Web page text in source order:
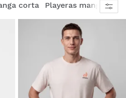
corta Playeras manga larga